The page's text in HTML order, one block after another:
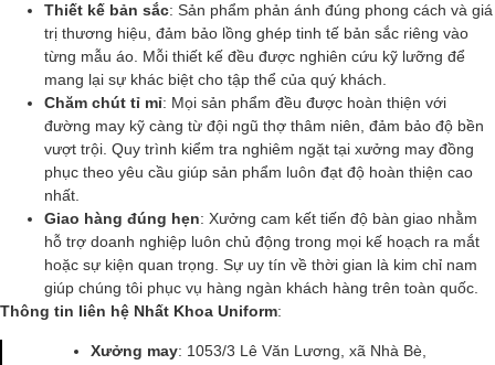
Thiết kế bản sắc: Sản phẩm phản ánh đúng phong cách và giá
trị thương hiệu, đảm bảo lồng ghép tinh tế bản sắc riêng vào
từng mẫu áo. Mỗi thiết kế đều được nghiên cứu kỹ lưỡng để
mang lại sự khác biệt cho tập thể của quý khách.
Chăm chút tỉ mỉ: Mọi sản phẩm đều được hoàn thiện với
đường may kỹ càng từ đội ngũ thợ thâm niên, đảm bảo độ bền
vượt trội. Quy trình kiểm tra nghiêm ngặt tại xưởng may đồng
phục theo yêu cầu giúp sản phẩm luôn đạt độ hoàn thiện cao
nhất.
Giao hàng đúng hẹn: Xưởng cam kết tiến độ bàn giao nhằm
hỗ trợ doanh nghiệp luôn chủ động trong mọi kế hoạch ra mắt
hoặc sự kiện quan trọng. Sự uy tín về thời gian là kim chỉ nam
giúp chúng tôi phục vụ hàng ngàn khách hàng trên toàn quốc.
Thông tin liên hệ Nhất Khoa Uniform:
Xưởng may: 1053/3 Lê Văn Lương, xã Nhà Bè,